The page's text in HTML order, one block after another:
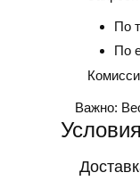
По
По
Важно: